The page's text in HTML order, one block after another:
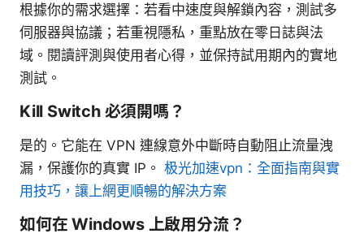
根據你的需求選擇：若看中速度與解鎖內容，測試多
伺服器與協議；若重視隱私，重點放在零日誌與法
域。閱讀評測與使用者心得，並保持試用期內的實地
測試。
Kill Switch 必須開嗎？
是的。它能在 VPN 連線意外中斷時自動阻止流量洩
漏，保護你的真實 IP。 极光加速vpn：全面指南與實
用技巧，讓上網更順暢的解決方案
如何在 Windows 上啟用分流？